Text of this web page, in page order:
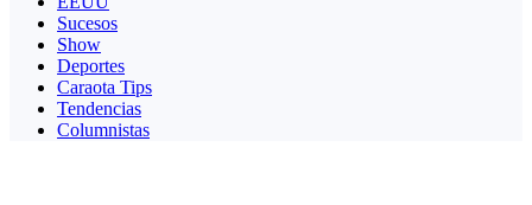
Sucesos
Show
Deportes
Caraota Tips
Tendencias
Columnistas